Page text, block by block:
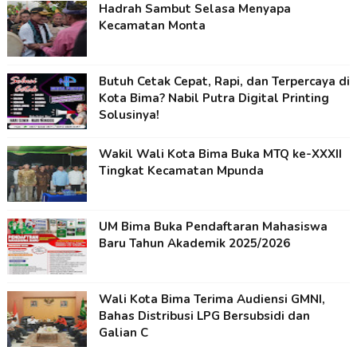
Hadrah Sambut Selasa Menyapa
Kecamatan Monta
Butuh Cetak Cepat, Rapi, dan Terpercaya di
Kota Bima? Nabil Putra Digital Printing
Solusinya!
Wakil Wali Kota Bima Buka MTQ ke-XXXII
Tingkat Kecamatan Mpunda
UM Bima Buka Pendaftaran Mahasiswa
Baru Tahun Akademik 2025/2026
Wali Kota Bima Terima Audiensi GMNI,
Bahas Distribusi LPG Bersubsidi dan
Galian C